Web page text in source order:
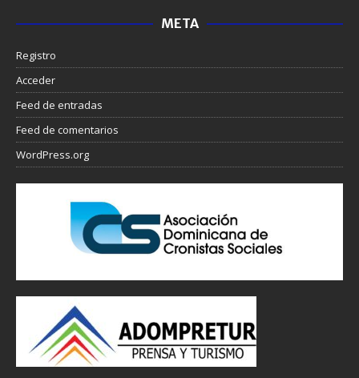
META
Registro
Acceder
Feed de entradas
Feed de comentarios
WordPress.org